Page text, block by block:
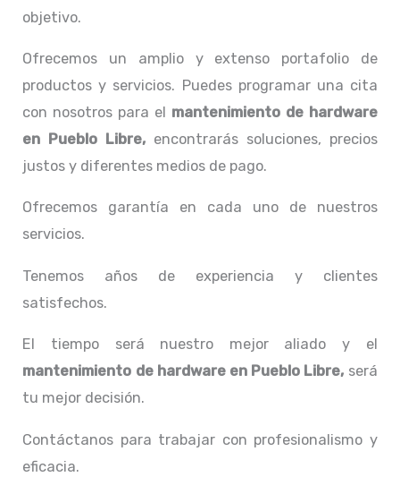
objetivo.
Ofrecemos un amplio y extenso portafolio de
productos y servicios. Puedes programar una cita
con nosotros para el mantenimiento de hardware
en Pueblo Libre, encontrarás soluciones, precios
justos y diferentes medios de pago.
Ofrecemos garantía en cada uno de nuestros
servicios.
Tenemos años de experiencia y clientes
satisfechos.
El tiempo será nuestro mejor aliado y el
mantenimiento de hardware en Pueblo Libre, será
tu mejor decisión.
Contáctanos para trabajar con profesionalismo y
eficacia.